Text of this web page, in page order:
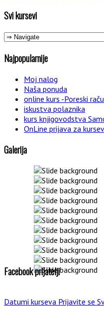
Svi kursevi
Najpopularnije
Moj nalog
Naša ponuda
online kurs -Poreski
iskustva polaznika
kurs knjigovodstva
OnLine prijava za
Galerija
Facebook prijatelji
Datumi kurseva Prijavite se